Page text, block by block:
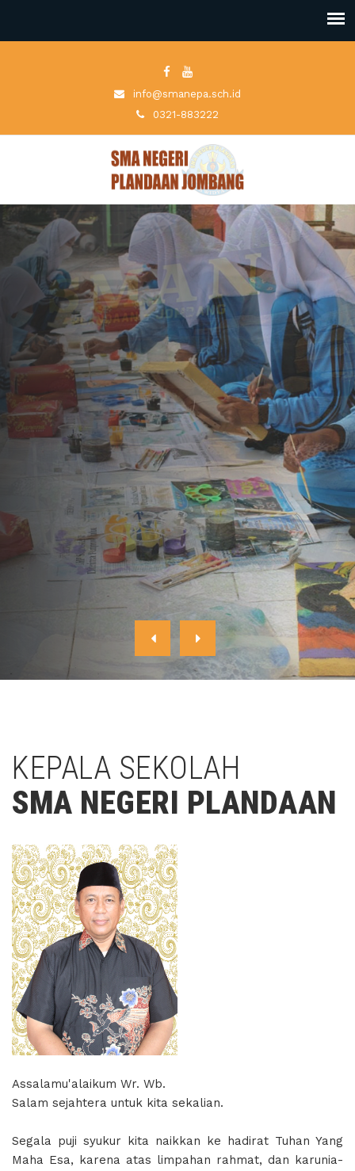
info@smanepa.sch.id
0321-883222
WORKSHOP SENI MELUKIS
Workshop Seni Melukis untuk Siswa SMA Negeri
Plandaan
READ MORE CONTACT US
KEPALA SEKOLAH
SMA NEGERI PLANDAAN
Assalamu'alaikum Wr. Wb.
Salam sejahtera untuk kita sekalian.
Segala puji syukur kita naikkan ke hadirat Tuhan Yang
Maha Esa, karena atas limpahan rahmat, dan karunia-